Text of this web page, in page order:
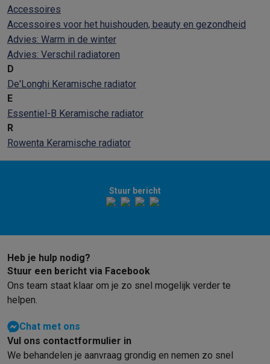
Accessoires
Accessoires voor het huishouden, beauty en gezondheid
Advies: Warm in de winter
Advies: Verschil radiatoren
D
De'Longhi Keramische radiator
E
Essentiel-B Keramische radiator
R
Rowenta Keramische radiator
Stuur bericht
Heb je hulp nodig?
Stuur een bericht via Facebook
Ons team staat klaar om je zo snel mogelijk verder te
helpen.
Chat met ons
Vul ons contactformulier in
We behandelen je aanvraag grondig en nemen zo snel